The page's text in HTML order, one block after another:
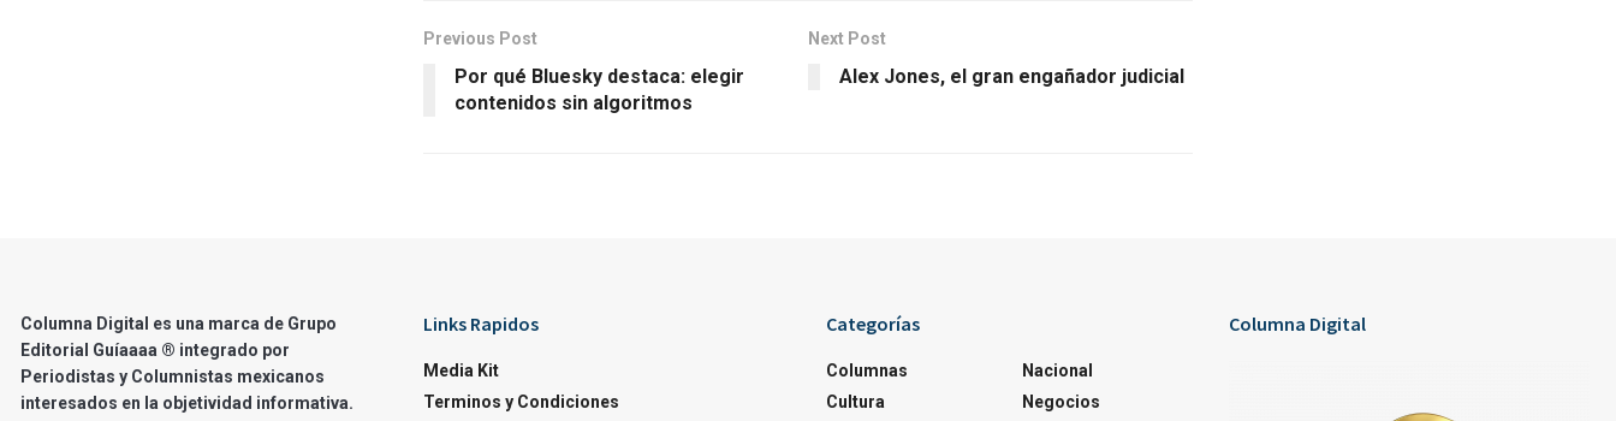
Previous Post
Por qué Bluesky destaca: elegir
contenidos sin algoritmos
Next Post
Alex Jones, el gran engañador judicial
Columna Digital es una marca de Grupo
Editorial Guíaaaa ® integrado por
Periodistas y Columnistas mexicanos
interesados en la objetividad informativa.
Links Rapidos
Media Kit
Terminos y Condiciones
Categorías
Columnas
Cultura
Nacional
Negocios
Columna Digital